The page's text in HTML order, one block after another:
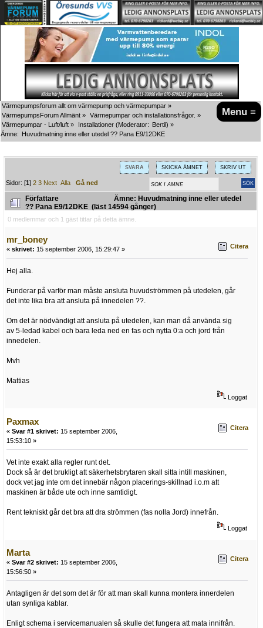
Menu ≡
Värmepumpsforum allt om värmepump och värmepumpar »
VärmepumpsForum Allmänt » Värmepumpar och installationsfrågor. »
Värmepumpar - Luft/luft » Installationer (Moderator: Bertil) »
Ämne: Huvudmatning inne eller utedel ?? Pana E9/12DKE
SVARA SKICKA ÄMNET SKRIV UT
Sidor: [1]2 3 Next Alla Gå ned
Författare
Ämne: Huvudmatning inne eller utedel
?? Pana E9/12DKE (läst 14594 gånger)
0 medlemmar och 1 gäst tittar på detta ämne.
mr_boney
« skrivet: 15 september 2006, 15:29:47 » Citera
Hej alla.
Funderar på varför man måste ansluta huvudströmmen på utedelen, går
det inte lika bra att ansluta på innedelen ??.
Om det är nödvändigt att ansluta på utedelen, kan man då använda sig
av 5-ledad kabel och bara leda ned en fas och nytta 0:a och jord från
innedelen.
Mvh
Mattias
Loggat
Paxmax
« Svar #1 skrivet: 15 september 2006,
15:53:10 »
Citera
Vet inte exakt alla regler runt det.
Dock så är det brukligt att säkerhetsbrytaren skall sitta intill maskinen,
dock vet jag inte om det innebär någon placerings-skillnad i.o.m att
maskinen är både ute och inne samtidigt.
Rent tekniskt går det bra att dra strömmen (fas nolla Jord) innefrån.
Loggat
Marta
« Svar #2 skrivet: 15 september 2006,
15:56:50 »
Citera
Antagligen är det som det är för att man skall kunna montera innerdelen
utan synliga kablar.
Enligt schema i servicemanualen så skulle det fungera att mata innifrån.